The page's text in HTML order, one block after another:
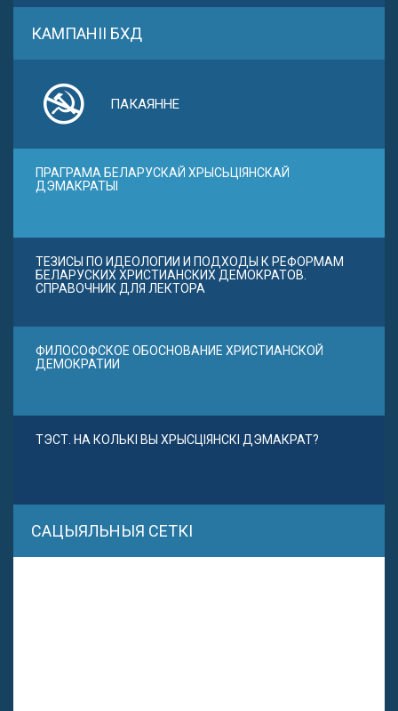
КАМПАНІІ БХД
ПАКАЯННЕ
ПРАГРАМА БЕЛАРУСКАЙ ХРЫСЬЦІЯНСКАЙ
ДЭМАКРАТЫІ
ТЕЗИСЫ ПО ИДЕОЛОГИИ И ПОДХОДЫ К РЕФОРМАМ
БЕЛАРУСКИХ ХРИСТИАНСКИХ ДЕМОКРАТОВ.
СПРАВОЧНИК ДЛЯ ЛЕКТОРА
ФИЛОСОФСКОЕ ОБОСНОВАНИЕ ХРИСТИАНСКОЙ
ДЕМОКРАТИИ
ТЭСТ. НА КОЛЬКІ ВЫ ХРЫСЦІЯНСКІ ДЭМАКРАТ?
САЦЫЯЛЬНЫЯ СЕТКІ